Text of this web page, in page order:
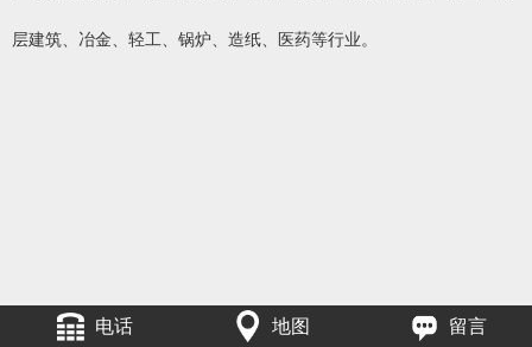
层建筑、冶金、轻工、锅炉、造纸、医药等行业。
电话 地图 留言